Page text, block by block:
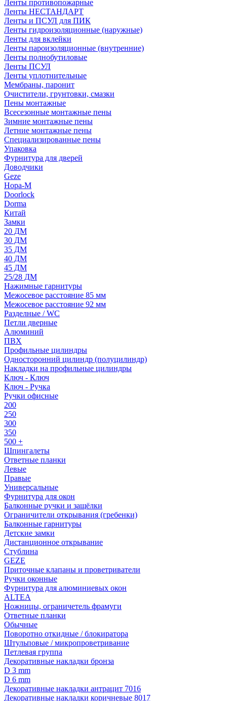
Ленты противопожарные
Ленты НЕСТАНДАРТ
Ленты и ПСУЛ для ПИК
Ленты гидроизоляционные (наружные)
Ленты для вклейки
Ленты пароизоляционные (внутренние)
Ленты полнобутиловые
Ленты ПСУЛ
Ленты уплотнительные
Мембраны, паронит
Очистители, грунтовки, смазки
Пены монтажные
Всесезонные монтажные пены
Зимние монтажные пены
Летние монтажные пены
Специализированные пены
Упаковка
Фурнитура для дверей
Доводчики
Geze
Нора-М
Doorlock
Dorma
Китай
Замки
20 ДМ
30 ДМ
35 ДМ
40 ДМ
45 ДМ
25/28 ДМ
Нажимные гарнитуры
Межосевое расстояние 85 мм
Межосевое расстояние 92 мм
Разделные / WC
Петли дверные
Алюминий
ПВХ
Профильные цилиндры
Односторонний цилиндр (полуцилиндр)
Накладки на профильные цилиндры
Ключ - Ключ
Ключ - Ручка
Ручки офисные
200
250
300
350
500 +
Шпингалеты
Ответные планки
Левые
Правые
Универсальные
Фурнитура для окон
Балконные ручки и защёлки
Ограничители открывания (гребенки)
Балконные гарнитуры
Детские замки
Дистанционное открывание
Стублина
GEZE
Приточные клапаны и проветриватели
Ручки оконные
Фурнитура для алюминиевых окон
ALTEA
Ножницы, ограничетель фрамуги
Ответные планки
Обычные
Поворотно откидные / блокиратора
Штульповые / микропроветривание
Петлевая группа
Декоративные накладки бронза
D 3 mm
D 6 mm
Декоративные накладки антрацит 7016
Декоративные накладки коричневые 8017